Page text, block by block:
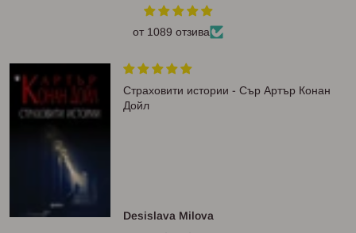
от 1089 отзива
Страховити истории - Сър Артър Конан
Дойл
Desislava Milova